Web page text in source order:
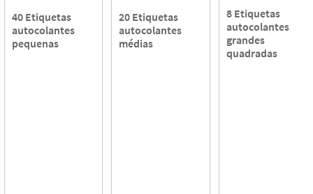
40 Etiquetas
autocolantes
pequenas
20 Etiquetas
autocolantes
médias
8 Etiquetas
autocolantes
grandes
quadradas